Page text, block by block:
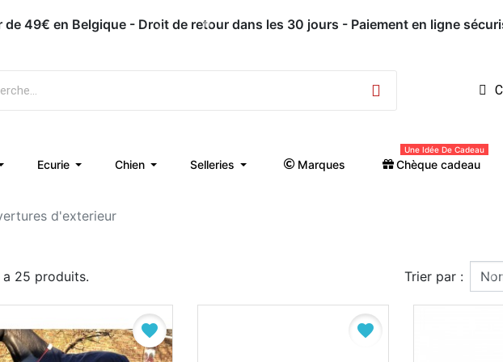
Appelez-nous : 071 / 51 62 63
Ecurie Chien Selleries Marques Chèque cadeau
Une Idée De Cadeau
d'exterieur
25 produits. Trier par :
favorite favorite